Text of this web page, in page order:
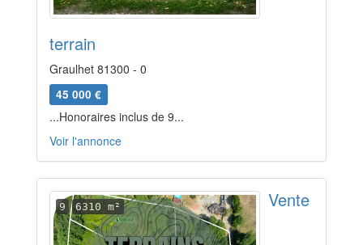
terrain
Graulhet 81300 - 0
45 000 €
...Honoraires inclus de 9...
Voir l'annonce
9 6310 m² Vente